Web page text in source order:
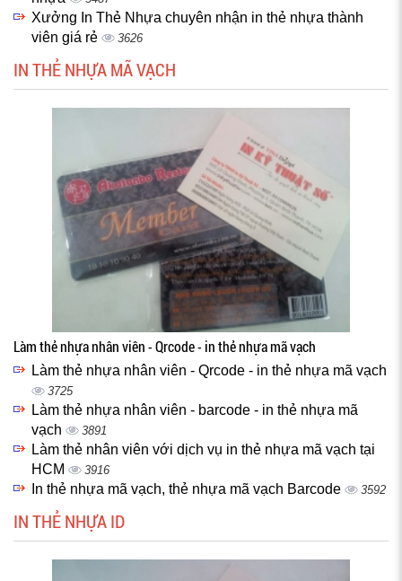
Xưởng In Thẻ Nhựa chuyên nhận in thẻ nhựa thành
viên giá rẻ
3626
IN THẺ NHỰA MÃ VẠCH
Làm thẻ nhựa nhân viên - Qrcode - in thẻ nhựa mã vạch
Làm thẻ nhựa nhân viên - Qrcode - in thẻ nhựa mã vạch
3725
Làm thẻ nhựa nhân viên - barcode - in thẻ nhựa mã
vạch
3891
Làm thẻ nhân viên với dịch vụ in thẻ nhựa mã vạch tại
HCM
3916
In thẻ nhựa mã vạch, thẻ nhựa mã vạch Barcode 3592
IN THẺ NHỰA ID